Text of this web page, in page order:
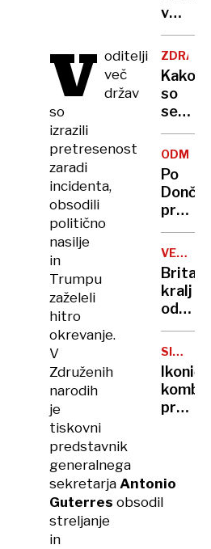
V oditelji
več
držav
so
izrazili
pretresenost
zaradi
incidenta,
obsodili
politično
nasilje
in
Trumpu
zaželeli
hitro
okrevanje.
V
Združenih
narodih
je
tiskovni
predstavnik
generalnega
sekretarja Antonio
Guterres obsodil
streljanje
in
sploh
v
delu
voda
Kako
so
se
cilji
vlade
Po
Karma
je
psica,
Nico
pa
njen
sin
VELIKA
kralj
zaradi
raka
SIMBOL
kombi